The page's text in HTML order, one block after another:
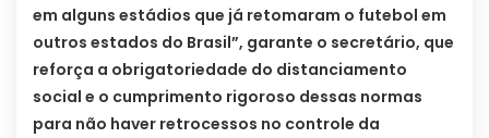
em alguns estádios que já retomaram o futebol em
outros estados do Brasil”, garante o secretário, que
reforça a obrigatoriedade do distanciamento
social e o cumprimento rigoroso dessas normas
para não haver retrocessos no controle da